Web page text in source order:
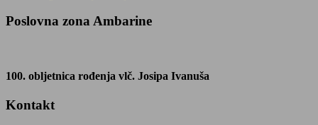
Poslovna zona Ambarine
100. obljetnica rođenja vlč. Josipa Ivanuša
Kontakt